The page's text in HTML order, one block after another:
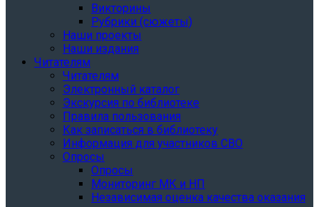
Викторины
Рубрики (сюжеты)
Наши проекты
Наши издания
Читателям
Читателям
Электронный каталог
Экскурсия по библиотеке
Правила пользования
Как записаться в библиотеку
Информация для участников СВО
Опросы
Опросы
Мониторинг МК и НП
Независимая оценка качества оказания